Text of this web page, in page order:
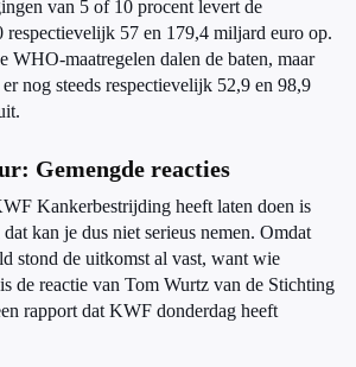
van 5 of 10 procent levert de
respectievelijk 57 en 179,4 miljard euro op.
WHO-maatregelen dalen de baten, maar
nog steeds respectievelijk 52,9 en 98,9
Gemengde reacties
Kankerbestrijding heeft laten doen is
kan je dus niet serieus nemen. Omdat
stond de uitkomst al vast, want wie
de reactie van Tom Wurtz van de Stichting
rapport dat KWF donderdag heeft